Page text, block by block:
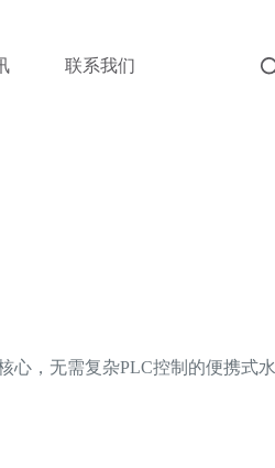
联系我们
，无需复杂PLC控制的便携式